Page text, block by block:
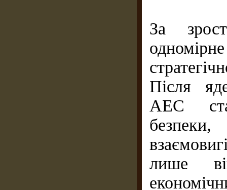
За
Після
АЕС
лише